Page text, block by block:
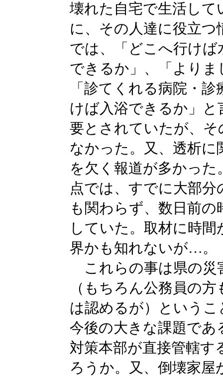
壊れた自宅で生活し
に、その人達に役立
では、「どこへ行けば
できるか」、「より
「診てくれる病院・
けば入浴できるか」
要とされていたが、
なかった。又、透析
を欠く報道が多かっ
点では、すでに大部
も関わらず、数日前
していた。取材に時
界かも知れないが…。
これらの事は県の災
（もちろん公務員の
は認めるが）という
今後の大きな課題で
対策本部が直接管轄
ろうか。又、倒壊家